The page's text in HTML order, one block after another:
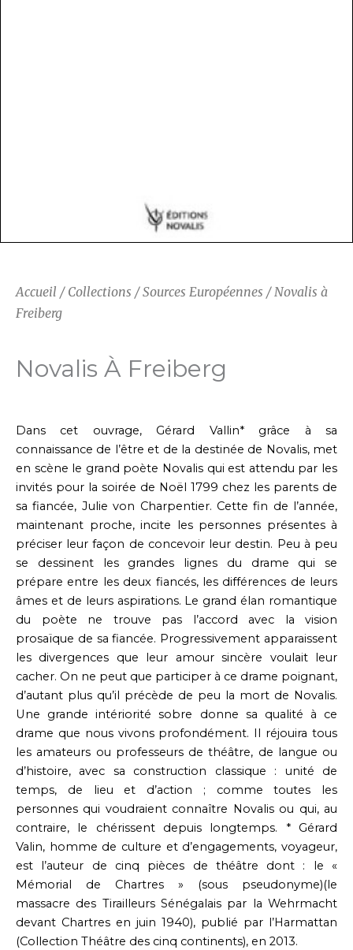
Accueil / Collections /Sources Européennes / Novalis à
Freiberg
Novalis À Freiberg
Dans cet ouvrage, Gérard Vallin* grâce à sa
connaissance de l’être et de la destinée de Novalis, met
en scène le grand poète Novalis qui est attendu par les
invités pour la soirée de Noël 1799 chez les parents de
sa fiancée, Julie von Charpentier. Cette fin de l’année,
maintenant proche, incite les personnes présentes à
préciser leur façon de concevoir leur destin. Peu à peu
se dessinent les grandes lignes du drame qui se
prépare entre les deux fiancés, les différences de leurs
âmes et de leurs aspirations. Le grand élan romantique
du poète ne trouve pas l’accord avec la vision
prosaïque de sa fiancée. Progressivement apparaissent
les divergences que leur amour sincère voulait leur
cacher. On ne peut que participer à ce drame poignant,
d’autant plus qu’il précède de peu la mort de Novalis.
Une grande intériorité sobre donne sa qualité à ce
drame que nous vivons profondément. Il réjouira tous
les amateurs ou professeurs de théâtre, de langue ou
d’histoire, avec sa construction classique : unité de
temps, de lieu et d’action ; comme toutes les
personnes qui voudraient connaître Novalis ou qui, au
contraire, le chérissent depuis longtemps. * Gérard
Valin, homme de culture et d’engagements, voyageur,
est l’auteur de cinq pièces de théâtre dont : le «
Mémorial de Chartres » (sous pseudonyme)(le
massacre des Tirailleurs Sénégalais par la Wehrmacht
devant Chartres en juin 1940), publié par l’Harmattan
(Collection Théâtre des cinq continents), en 2013.